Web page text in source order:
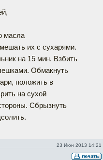
масла
их с сухарями.
на 15 мин. Взбить
Обмакнуть
положить в
на сухой
Сбрызнуть
23 Июн 2013 14:21